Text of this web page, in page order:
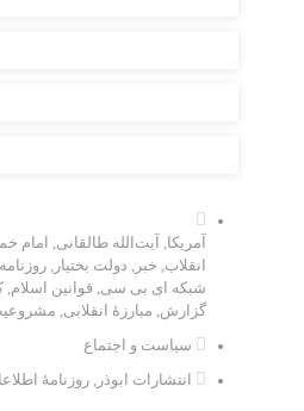
آمریکا, آیت‌الله طالقانی, امام
انقلاب, خبر , دولت بختیار ,
شبکه ای بی سی, قوانین اسلام,
گزارش, مبارزۀ انقلابی,
سیاست و اجتماع
انتشارات ابوذر , روزنامۀ